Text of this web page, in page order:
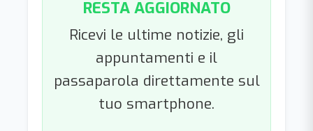
RESTA AGGIORNATO
Ricevi le ultime notizie, gli
appuntamenti e il
passaparola direttamente sul
tuo smartphone.